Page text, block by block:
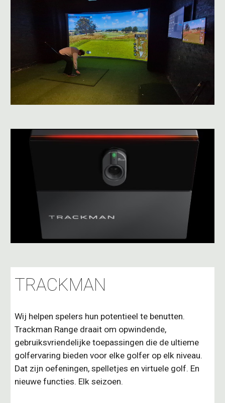
TRACKMAN
Wij helpen spelers hun potentieel te benutten.
Trackman Range draait om opwindende,
gebruiksvriendelijke toepassingen die de ultieme
golfervaring bieden voor elke golfer op elk niveau.
Dat zijn oefeningen, spelletjes en virtuele golf. En
nieuwe functies. Elk seizoen.